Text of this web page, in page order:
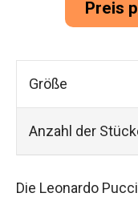
Preis
Größe
Anzahl der
Die Leonardo